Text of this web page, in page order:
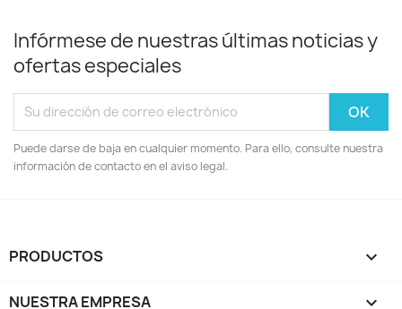
Infórmese de nuestras últimas noticias y
ofertas especiales
Puede darse de baja en cualquier momento. Para ello, consulte nuestra
información de contacto en el aviso legal.
PRODUCTOS 
NUESTRA EMPRESA 